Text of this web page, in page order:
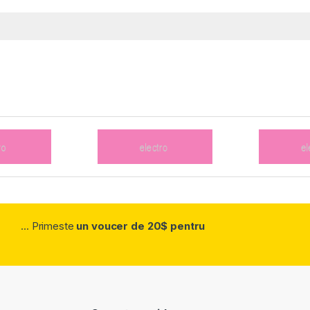
... Primeste un voucer de 20$ pentru